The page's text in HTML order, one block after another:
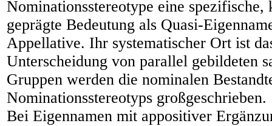
Nominationsstereotype eine spezifische,
geprägte Bedeutung als Quasi-
Appellative. Ihr systematischer Ort ist
Unterscheidung von parallel gebildeten
Gruppen werden die nominalen
Nominationsstereotyps großgeschrieben.
Bei Eigennamen mit appositiver